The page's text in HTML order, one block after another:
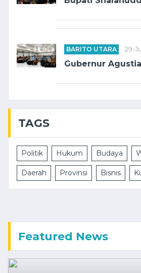
BARITO UTARA 29-
Gubernur
TAGS
Politik Hukum Budaya
Daerah Provinsi Bisnis
Featured News